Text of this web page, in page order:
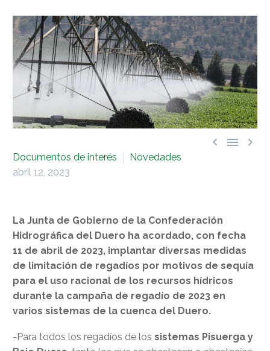
  
Documentos de interés
Novedades
abril 12, 2023
La Junta de Gobierno de la Confederación
Hidrográfica del Duero ha acordado, con fecha
11 de abril de 2023, implantar diversas medidas
de limitación de regadíos por motivos de sequía
para el uso racional de los recursos hídricos
durante la campaña de regadío de 2023 en
varios sistemas de la cuenca del Duero.
-Para todos los regadíos de los sistemas Pisuerga y